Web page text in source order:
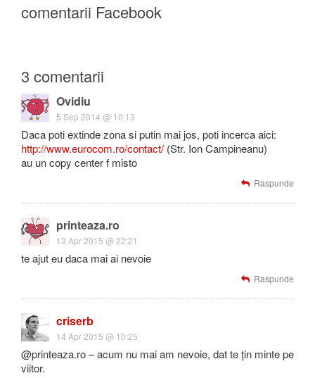
comentarii Facebook
3 comentarii
Ovidiu
5 Sep 2014 @ 10:13
Daca poti extinde zona si putin mai jos, poti incerca aici:
http://www.eurocom.ro/contact/(Str. Ion Campineanu)
au un copy center f misto
Raspunde
printeaza.ro
13 Apr 2015 @ 22:21
te ajut eu daca mai ai nevoie
Raspunde
criserb
14 Apr 2015 @ 10:25
@printeaza.ro – acum nu mai am nevoie, dat te țin minte pe
viitor.